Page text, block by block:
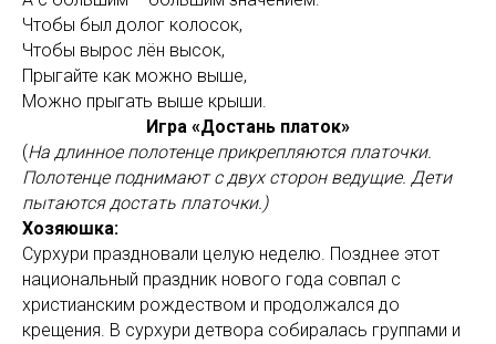
Чтобы был долог колосок,
Чтобы вырос лён высок,
Прыгайте как можно выше,
Можно прыгать выше крыши.
Игра «Достань платок»
(На длинное полотенце прикрепляются платочки.
Полотенце поднимают с двух сторон ведущие. Дети
пытаются достать платочки.)
Хозяюшка:
Сурхури праздновали целую неделю. Позднее этот
национальный праздник нового года совпал с
христианским рождеством и продолжался до
крещения. В сурхури детвора собиралась группами и